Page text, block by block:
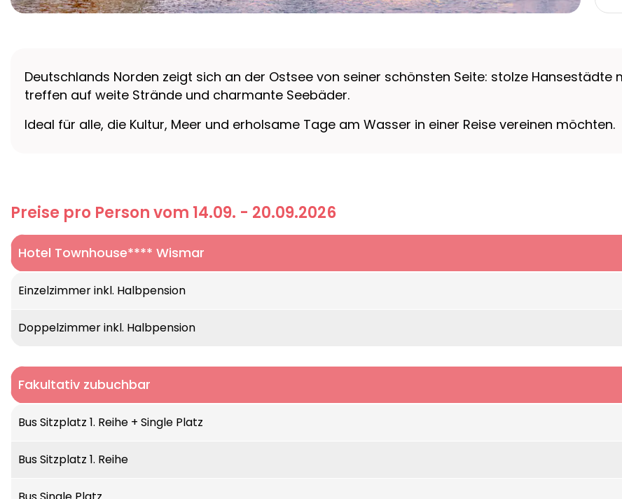
Deutschlands Norden zeigt sich an der Ostsee von seiner schönsten Seite: stolze
treffen auf weite Strände und charmante Seebäder.
Ideal für alle, die Kultur, Meer und erholsame Tage am Wasser in einer Reise vereinen möchten.
Preise pro Person vom 14.09. - 20.09.2026
Hotel Townhouse**** Wismar
Lage:Direkt am historischen Marktplatz Wismars, optimaler Ausgangspunkt zur Erkundung der
Zimmer:Modern und hell eingerichtet mit Bad/Dusche, WC, Safe, Minibar, TV. Kostenfreies WLAN.
Einzelzimmer inkl. Halbpension
Doppelzimmer inkl. Halbpension
Fakultativ zubuchbar
Bus Sitzplatz 1. Reihe + Single Platz
Bus Sitzplatz 1. Reihe